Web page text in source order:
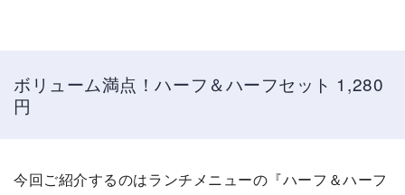
ボリューム満点！ハーフ＆ハーフセット 1,280
円
今回ご紹介するのはランチメニューの『ハーフ＆ハーフ